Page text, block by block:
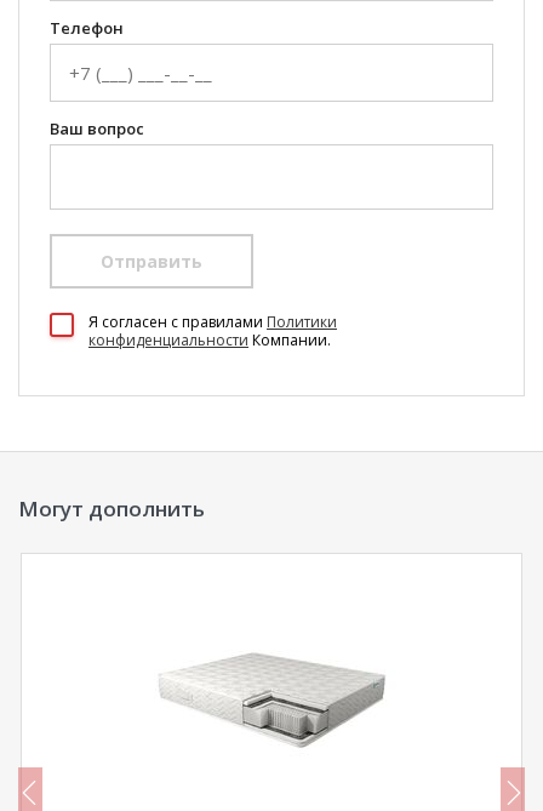
Телефон
Ваш вопрос
Отправить
Я согласен c правилами Политики
конфиденциальности Компании.
Могут дополнить